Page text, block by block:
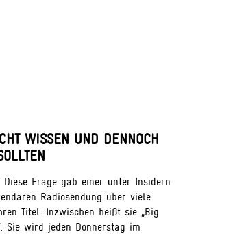
WISSEN UND DENNOCH
Diese Frage gab einer unter Insidern
Radiosendung über viele
Titel. Inzwischen heißt sie „Big
Sie wird jeden Donnerstag im